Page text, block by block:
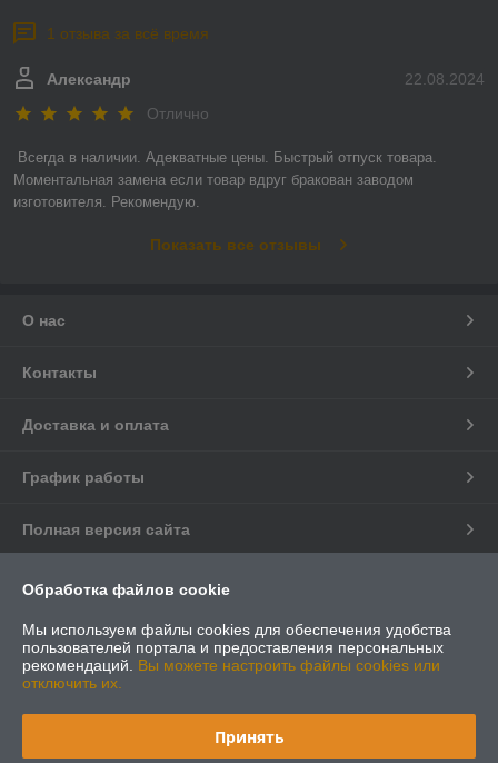
1 отзыва за всё время
22.08.2024
Александр
Отлично
Всегда в наличии. Адекватные цены. Быстрый отпуск товара.
Моментальная замена если товар вдруг бракован заводом
изготовителя. Рекомендую.
Показать все отзывы
О нас
Контакты
Доставка и оплата
График работы
Полная версия сайта
Политика обработки cookies
Сайт создан на платформе Deal.by
Обработка файлов cookie
Мы используем файлы cookies для обеспечения удобства
пользователей портала и предоставления персональных
рекомендаций. Вы можете настроить файлы cookies или
отключить их.
Принять